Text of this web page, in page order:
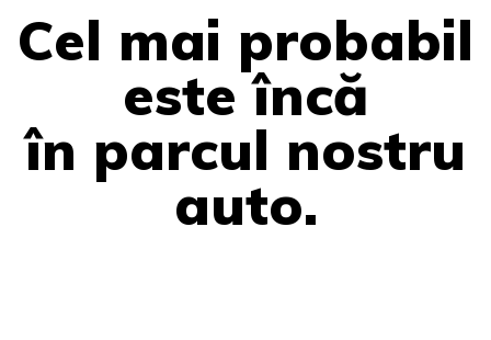
Cel mai probabil
este încă
în parcul nostru
auto.